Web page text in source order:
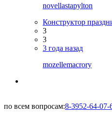
novellastapylton
Конструктор
3
3
3 года назад
mozellemacrory
по всем вопросам:8-3952-64-07-